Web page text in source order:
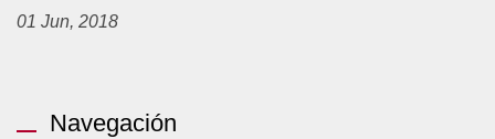
01 Jun, 2018
Navegación